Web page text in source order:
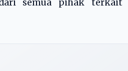
semua pihak terkait